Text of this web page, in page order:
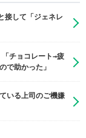
接して「ジェネレ
チョコレート→疲
で助かった」
いる上司のご機嫌